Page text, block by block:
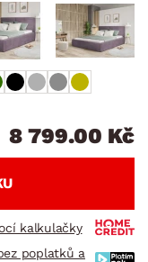
8 799.00 Kč
kalkulačky
poplatků a